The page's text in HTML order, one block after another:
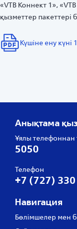
«VTB Коннект 1»,
қызметтер
Күшіне ену күні
Анықтама
Ұялы телефоннан
5050
Телефон
+7 (727)
Навигация
Бөлімшелер мен